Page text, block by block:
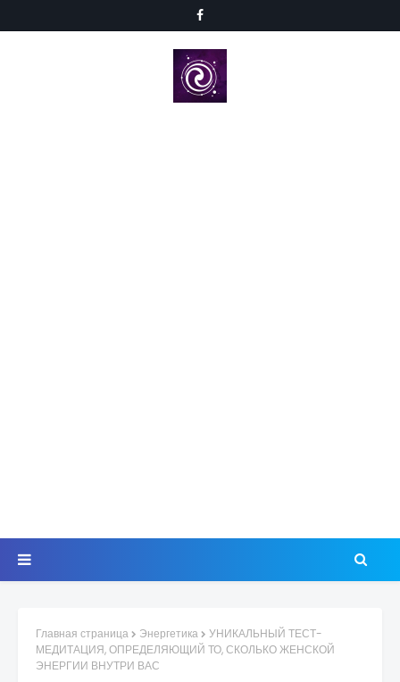
Главная страница Энергетика
УНИКАЛЬНЫЙ ТЕСТ-
МЕДИТАЦИЯ, ОПРЕДЕЛЯЮЩИЙ ТО, СКОЛЬКО ЖЕНСКОЙ
ЭНЕРГИИ ВНУТРИ ВАС